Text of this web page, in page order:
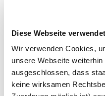
Diese Webseite
Wir verwenden Cookies,
unsere Webseite
ausgeschlossen, dass
keine wirksamen
EGINO-Premium Hotel,
EGINO – Premium